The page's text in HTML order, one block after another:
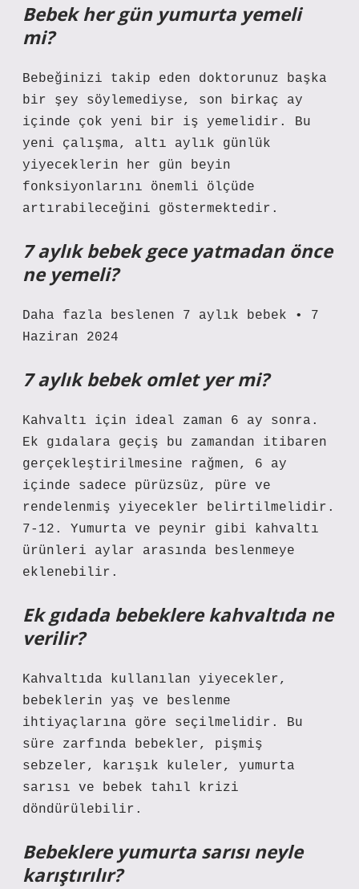
Bebek her gün yumurta yemeli
mi?
Bebeğinizi takip eden doktorunuz başka
bir şey söylemediyse, son birkaç ay
içinde çok yeni bir iş yemelidir. Bu
yeni çalışma, altı aylık günlük
yiyeceklerin her gün beyin
fonksiyonlarını önemli ölçüde
artırabileceğini göstermektedir.
7 aylık bebek gece yatmadan önce
ne yemeli?
Daha fazla beslenen 7 aylık bebek • 7
Haziran 2024
7 aylık bebek omlet yer mi?
Kahvaltı için ideal zaman 6 ay sonra.
Ek gıdalara geçiş bu zamandan itibaren
gerçekleştirilmesine rağmen, 6 ay
içinde sadece pürüzsüz, püre ve
rendelenmiş yiyecekler belirtilmelidir.
7-12. Yumurta ve peynir gibi kahvaltı
ürünleri aylar arasında beslenmeye
eklenebilir.
Ek gıdada bebeklere kahvaltıda ne
verilir?
Kahvaltıda kullanılan yiyecekler,
bebeklerin yaş ve beslenme
ihtiyaçlarına göre seçilmelidir. Bu
süre zarfında bebekler, pişmiş
sebzeler, karışık kuleler, yumurta
sarısı ve bebek tahıl krizi
döndürülebilir.
Bebeklere yumurta sarısı neyle
karıştırılır?